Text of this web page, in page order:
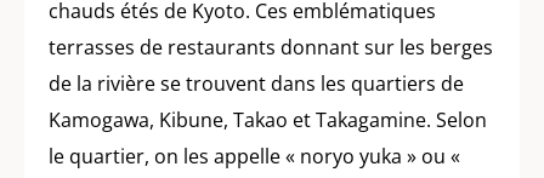
chauds étés de Kyoto. Ces emblématiques
terrasses de restaurants donnant sur les berges
de la rivière se trouvent dans les quartiers de
Kamogawa, Kibune, Takao et Takagamine. Selon
le quartier, on les appelle « noryo yuka » ou «